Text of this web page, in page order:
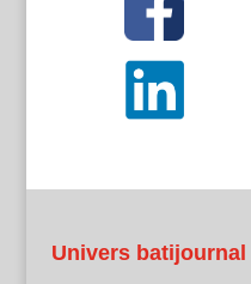
Univers batijournal